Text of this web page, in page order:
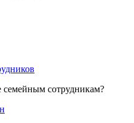
семейным сотрудникам?